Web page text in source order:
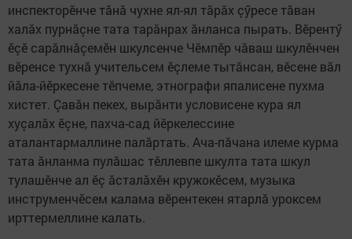
инспекторӗнче тăнă чухне ял-ял тăрăх çӳресе тăван
халăх пурнăçне тата тарăнрах ăнланса пырать. Вӗрентӳ
ӗçӗ сарăлнăçемӗн шкулсенче Чӗмпӗр чăваш шкулӗнчен
вӗренсе тухнă учительсем ӗçлеме тытăнсан, вӗсене вăл
йăла-йӗркесене тӗпчеме, этнографи япалисене пухма
хистет. Çавăн пекех, вырăнти условисене кура ял
хуçалăх ӗçне, пахча-сад йӗркелессине
аталантармаллине палăртать. Ача-пăчана илеме курма
тата ăнланма пулăшас тӗллевпе шкулта тата шкул
тулашӗнче ал ӗç ăсталăхӗн кружокӗсем, музыка
инструменчӗсем калама вӗрентекен ятарлă уроксем
ирттермеллине калать.